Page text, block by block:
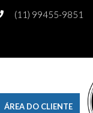
(11) 99455-9851
ÁREA DO CLIENTE